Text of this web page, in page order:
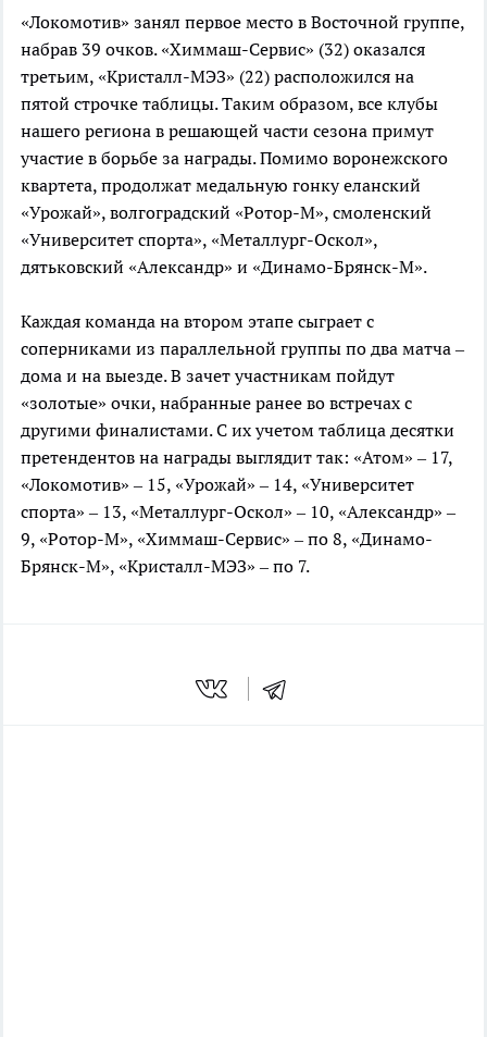
«Локомотив» занял первое место в Восточной группе,
набрав 39 очков. «Химмаш-Сервис» (32) оказался
третьим, «Кристалл-МЭЗ» (22) расположился на
пятой строчке таблицы. Таким образом, все клубы
нашего региона в решающей части сезона примут
участие в борьбе за награды. Помимо воронежского
квартета, продолжат медальную гонку еланский
«Урожай», волгоградский «Ротор-М», смоленский
«Университет спорта», «Металлург-Оскол»,
дятьковский «Александр» и «Динамо-Брянск-М».
Каждая команда на втором этапе сыграет с
соперниками из параллельной группы по два матча –
дома и на выезде. В зачет участникам пойдут
«золотые» очки, набранные ранее во встречах с
другими финалистами. С их учетом таблица десятки
претендентов на награды выглядит так: «Атом» – 17,
«Локомотив» – 15, «Урожай» – 14, «Университет
спорта» – 13, «Металлург-Оскол» – 10, «Александр» –
9, «Ротор-М», «Химмаш-Сервис» – по 8, «Динамо-
Брянск-М», «Кристалл-МЭЗ» – по 7.